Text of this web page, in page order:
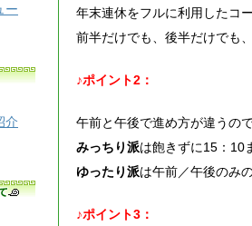
年末連休をフルに利用したコ
前半だけでも、後半だけでも
♪ポイント2：
午前と午後で進め方が違うの
みっちり派は飽きずに15：10
ゆったり派は午前／午後のみ
♪ポイント3：
ー
介